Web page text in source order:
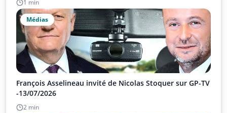
1 min
Médias
François Asselineau invité de Nicolas Stoquer sur GP-TV
-13/07/2026
2 min